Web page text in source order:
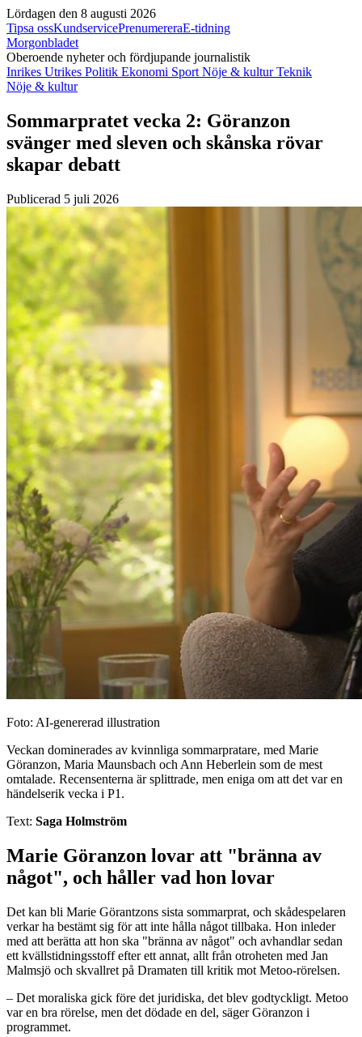
Lördagen den 8 augusti 2026
Tipsa ossKundservicePrenumereraE-tidning
Morgonbladet
Oberoende nyheter och fördjupande journalistik
Inrikes Utrikes Politik Ekonomi Sport Nöje & kulturTeknik
Nöje & kultur
Sommarpratet vecka 2: Göranzon
svänger med sleven och skånska rövar
skapar debatt
Publicerad 5 juli 2026
Foto: AI-genererad illustration
Veckan dominerades av kvinnliga sommarpratare, med Marie
Göranzon, Maria Maunsbach och Ann Heberlein som de mest
omtalade. Recensenterna är splittrade, men eniga om att det var en
händelserik vecka i P1.
Text: Saga Holmström
Marie Göranzon lovar att "bränna av
något", och håller vad hon lovar
Det kan bli Marie Görantzons sista sommarprat, och skådespelaren
verkar ha bestämt sig för att inte hålla något tillbaka. Hon inleder
med att berätta att hon ska "bränna av något" och avhandlar sedan
ett kvällstidningsstoff efter ett annat, allt från otroheten med Jan
Malmsjö och skvallret på Dramaten till kritik mot Metoo-rörelsen.
– Det moraliska gick före det juridiska, det blev godtyckligt. Metoo
var en bra rörelse, men det dödade en del, säger Göranzon i
programmet.